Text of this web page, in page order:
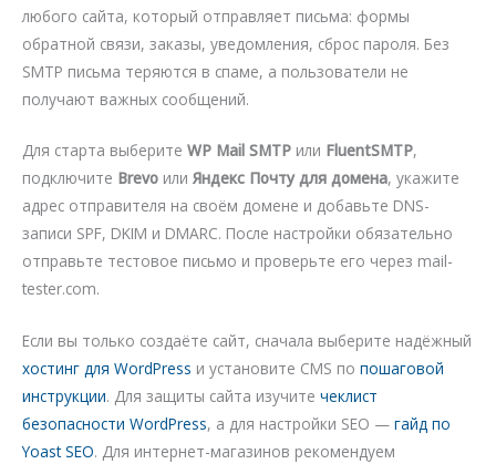
любого сайта, который отправляет письма: формы
обратной связи, заказы, уведомления, сброс пароля. Без
SMTP письма теряются в спаме, а пользователи не
получают важных сообщений.
Для старта выберите WP Mail SMTP или FluentSMTP,
подключите Brevo или Яндекс Почту для домена, укажите
адрес отправителя на своём домене и добавьте DNS-
записи SPF, DKIM и DMARC. После настройки обязательно
отправьте тестовое письмо и проверьте его через mail-
tester.com.
Если вы только создаёте сайт, сначала выберите надёжный
хостинг для WordPress и установите CMS по пошаговой
инструкции. Для защиты сайта изучите чеклист
безопасности WordPress, а для настройки SEO — гайд по
Yoast SEO. Для интернет-магазинов рекомендуем